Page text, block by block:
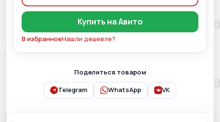
Купить на Авито
В избранноеНашли дешевле?
Поделиться товаром
Telegram WhatsApp VK